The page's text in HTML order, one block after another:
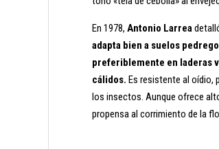
En 1978,Antonio Larrea
adapta bien a suelos
preferiblemente en laderas
cálidos. Es resistente al oídio,
los insectos. Aunque ofrece
propensa al corrimiento de la